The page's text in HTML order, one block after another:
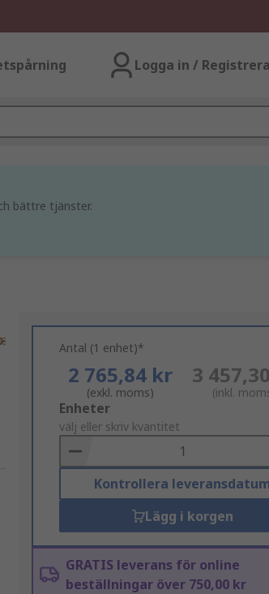
Logga in / Registrera
bättre tjänster.
Antal (1 enhet)*
2 765,84 kr
(exkl. moms)
3
(inkl.
Add
to
Basket
Enheter
välj eller skriv kvantitet
Kontrollera
Lägg i korgen
GRATIS leverans för online
beställningar över 750,00 kr